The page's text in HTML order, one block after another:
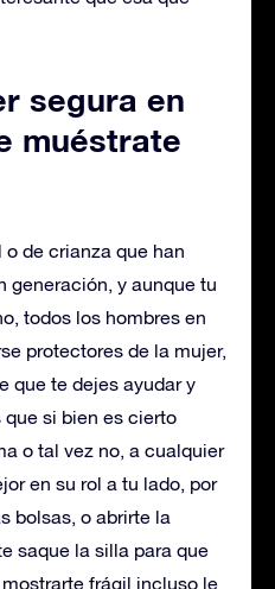
segura en
muéstrate
de crianza que han
generación, y aunque tu
todos los hombres en
protectores de la mujer,
que te dejes ayudar y
si bien es cierto
o tal vez no, a cualquier
en su rol a tu lado, por
bolsas, o abrirte la
saque la silla para que
frágil incluso le